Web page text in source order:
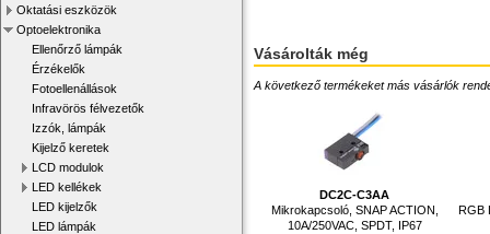
Oktatási eszközök
Optoelektronika
Ellenőrző lámpák
Érzékelők
Fotoellenállások
Infravörös félvezetők
Izzók, lámpák
Kijelző keretek
LCD modulok
LED kellékek
LED kijelzők
LED lámpák
Vásárolták még
A következő termékeket más vásárlók
DC2C-C3AA
Mikrokapcsoló, SNAP ACTION,
10A/250VAC, SPDT, IP67
RGB